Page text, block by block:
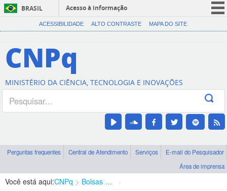
BRASIL
Acesso à informação
CORONAVÍRUS (COVID-19)
Canais
ACESSIBILIDADE ALTO CONTRASTE MAPA DO SITE
CNPq
MINISTÉRIO DA CIÊNCIA, TECNOLOGIA E INOVAÇÕES
Perguntas frequentes Central de Atendimento Serviços
E-mail do Pesquisador
Área de imprensa
Você está aqui:CNPq Bolsas e Auxílios Vigentes